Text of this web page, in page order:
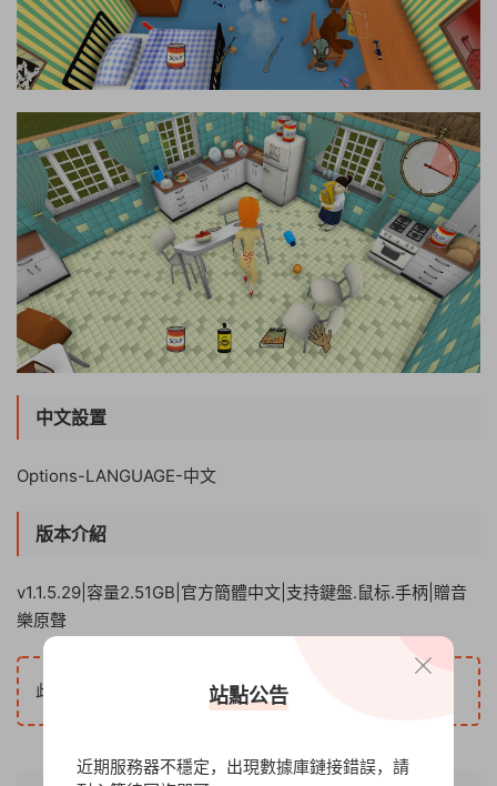
中文設置
Options-LANGUAGE-中文
版本介紹
v1.1.5.29|容量2.51GB|官方簡體中文|支持鍵盤.鼠标.手柄|贈音
樂原聲
此内容查看價格爲 遊戲币（VIP免費），請先
站點公告
近期服務器不穩定，出現數據庫鏈接錯誤，請